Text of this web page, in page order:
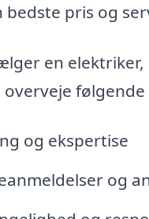
pris og
en
og ekspertise
og